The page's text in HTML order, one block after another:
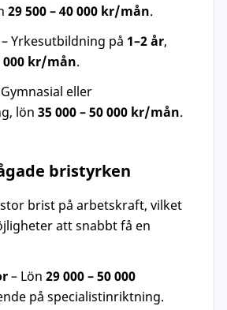
29 500 – 40 000 kr/mån.
– Yrkesutbildning på 1–2 år,
000 kr/mån.
eller
lön 35 000 – 50 000 kr/mån.
bristyrken
brist på arbetskraft, vilket
att snabbt få en
– Lön 29 000 – 50 000
på specialistinriktning.